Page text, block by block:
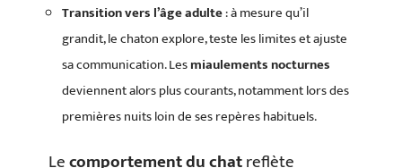
Transition vers l’âge adulte: à mesure qu’il
grandit, le chaton explore, teste les limites et ajuste
sa communication. Lesmiaulements nocturnes
deviennent alors plus courants, notamment lors des
premières nuits loin de ses repères habituels.
Lecomportement du chatreflète